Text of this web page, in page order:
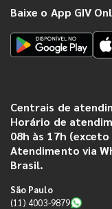
Baixe o App GIV
Centrais de
Horário de
08h às 17h
Atendimento via
Brasil.
São Paulo
(11) 4003-9879